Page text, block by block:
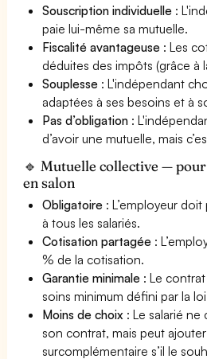
Souscription individuelle :
paie lui-même sa mutuelle.
Fiscalité avantageuse : Les
déduites des impôts (grâce à
Souplesse : L'indépendant
adaptées à ses besoins et à
Pas d’obligation :
d’avoir une mutuelle, mais
🔹 Mutuelle collective —
en salon
Obligatoire : L’employeur
à tous les salariés.
Cotisation partagée :
% de la cotisation.
Garantie minimale : Le
soins minimum défini par la
Moins de choix : Le salarié
son contrat, mais peut
surcomplémentaire s’il le